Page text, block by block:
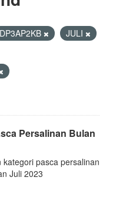
DP3AP2KB
JULI
Persalinan Bulan
pasca persalinan
Juli 2023